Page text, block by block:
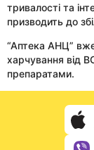
тривалості та
призводить до
“Аптека АНЦ”
харчування від
препаратами.